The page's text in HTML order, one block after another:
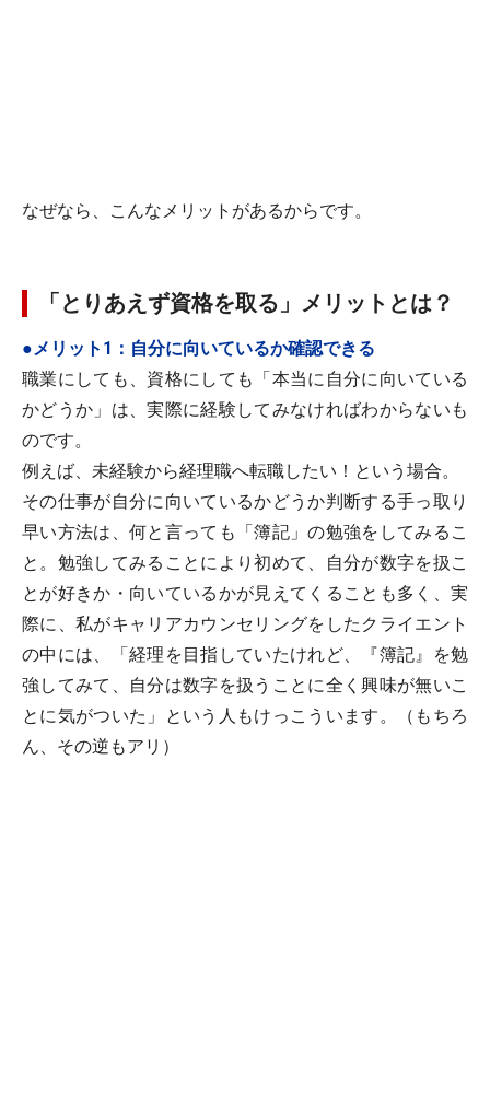
なぜなら、こんなメリットがあるからです。
「とりあえず資格を取る」メリットとは？
●メリット1：自分に向いているか確認できる
職業にしても、資格にしても「本当に自分に向いている
かどうか」は、実際に経験してみなければわからないも
のです。
例えば、未経験から経理職へ転職したい！という場合。
その仕事が自分に向いているかどうか判断する手っ取り
早い方法は、何と言っても「簿記」の勉強をしてみるこ
と。勉強してみることにより初めて、自分が数字を扱こ
とが好きか・向いているかが見えてくることも多く、実
際に、私がキャリアカウンセリングをしたクライエント
の中には、「経理を目指していたけれど、『簿記』を勉
強してみて、自分は数字を扱うことに全く興味が無いこ
とに気がついた」という人もけっこういます。（もちろ
ん、その逆もアリ）